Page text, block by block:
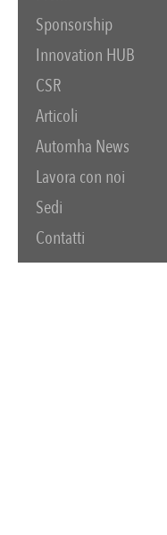
Sponsorship
Innovation HUB
CSR
Articoli
Automha News
Lavora con noi
Sedi
Contatti